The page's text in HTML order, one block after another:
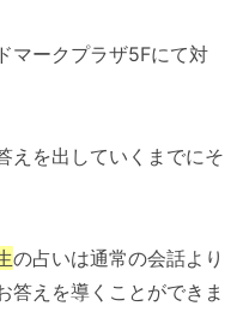
ビ)をはじめ、『キミ
のスマたちへ』、『激
シャル』(フジテレビ）
初対面するとして本人
wiki/%E6%A8%AA%
マークプラザ5Fにて対
えを出していくまでにそ
の占いは通常の会話より
答えを導くことができま